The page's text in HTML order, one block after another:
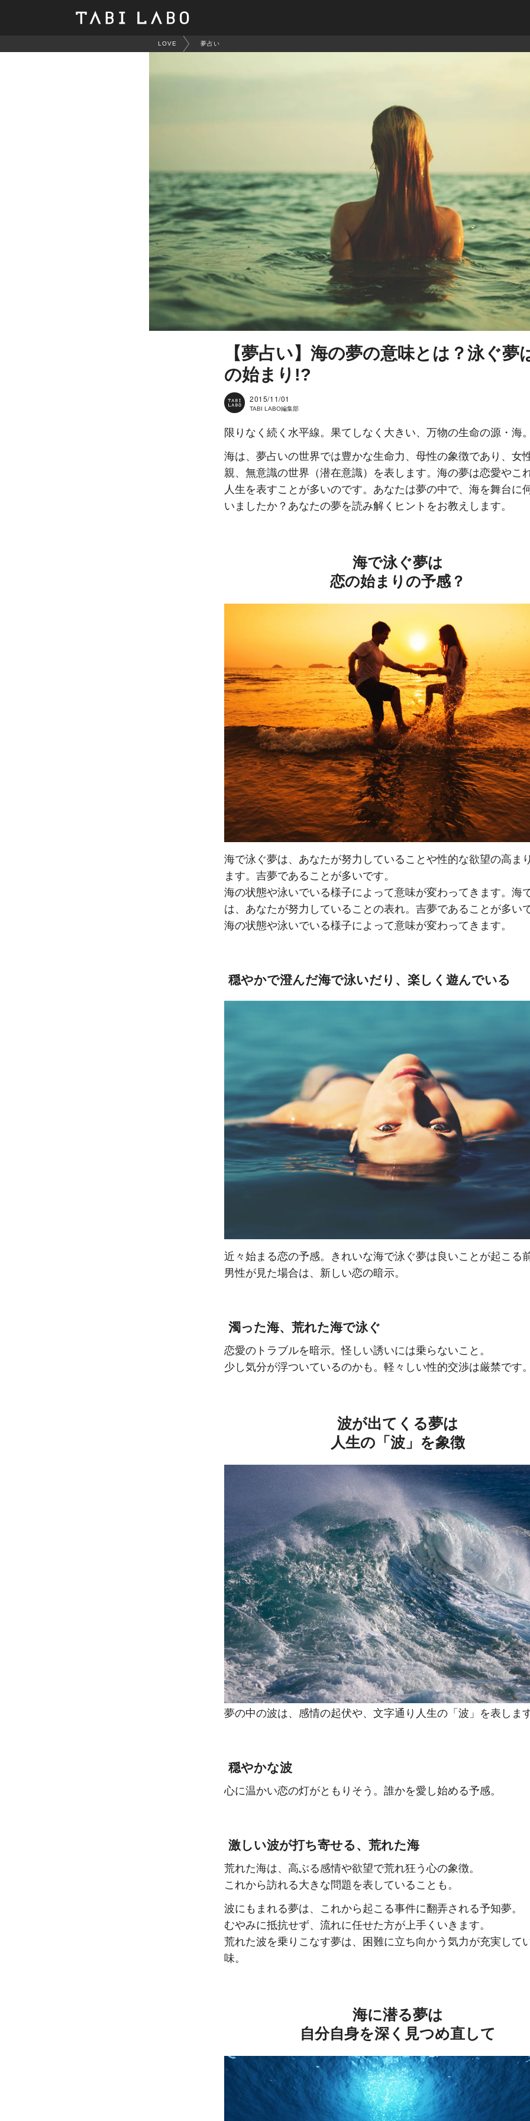
LOVE 夢占い
【夢占い】海の夢の意味とは？泳ぐ夢
の始まり!?
2015/11/01
TABI LABO編集部
限りなく続く水平線。果てしなく大きい、万物の生命の源・海
海は、夢占いの世界では豊かな生命力、母性の象徴であり、女
親、無意識の世界（潜在意識）を表します。海の夢は恋愛やこ
人生を表すことが多いのです。あなたは夢の中で、海を舞台に
いましたか？あなたの夢を読み解くヒントをお教えします。
海で泳ぐ夢は
恋の始まりの予感？
海で泳ぐ夢は、あなたが努力していることや性的な欲望の高ま
ます。吉夢であることが多いです。
海の状態や泳いでいる様子によって意味が変わってきます。海
は、あなたが努力していることの表れ。吉夢であることが多い
海の状態や泳いでいる様子によって意味が変わってきます。
穏やかで澄んだ海で泳いだり、楽しく遊んでいる
近々始まる恋の予感。きれいな海で泳ぐ夢は良いことが起こる
男性が見た場合は、新しい恋の暗示。
濁った海、荒れた海で泳ぐ
恋愛のトラブルを暗示。怪しい誘いには乗らないこと。
少し気分が浮ついているのかも。軽々しい性的交渉は厳禁です
波が出てくる夢は
人生の「波」を象徴
夢の中の波は、感情の起伏や、文字通り人生の「波」を表しま
穏やかな波
心に温かい恋の灯がともりそう。誰かを愛し始める予感。
激しい波が打ち寄せる、荒れた海
荒れた海は、高ぶる感情や欲望で荒れ狂う心の象徴。
これから訪れる大きな問題を表していることも。
波にもまれる夢は、これから起こる事件に翻弄される予知夢。
むやみに抵抗せず、流れに任せた方が上手くいきます。
荒れた波を乗りこなす夢は、困難に立ち向かう気力が充実して
味。
海に潜る夢は
自分自身を深く見つめ直して